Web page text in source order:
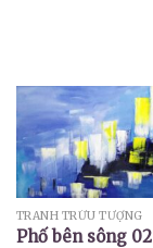
TRANH TRỪU TƯỢNG
Phố bên sông 02